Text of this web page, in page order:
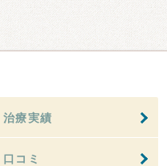
治療実績
口コミ